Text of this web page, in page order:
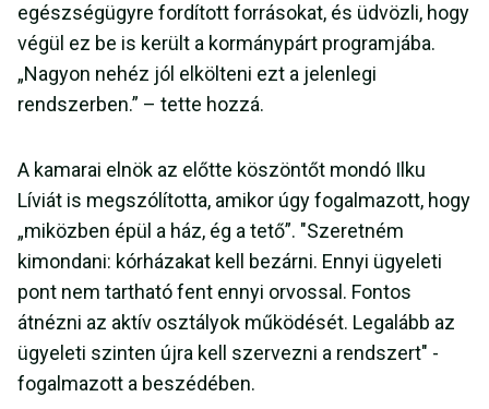
egészségügyre fordított forrásokat, és üdvözli, hogy
végül ez be is került a kormánypárt programjába.
„Nagyon nehéz jól elkölteni ezt a jelenlegi
rendszerben.” – tette hozzá.
A kamarai elnök az előtte köszöntőt mondó Ilku
Líviát is megszólította, amikor úgy fogalmazott, hogy
„miközben épül a ház, ég a tető”. "Szeretném
kimondani: kórházakat kell bezárni. Ennyi ügyeleti
pont nem tartható fent ennyi orvossal. Fontos
átnézni az aktív osztályok működését. Legalább az
ügyeleti szinten újra kell szervezni a rendszert" -
fogalmazott a beszédében.